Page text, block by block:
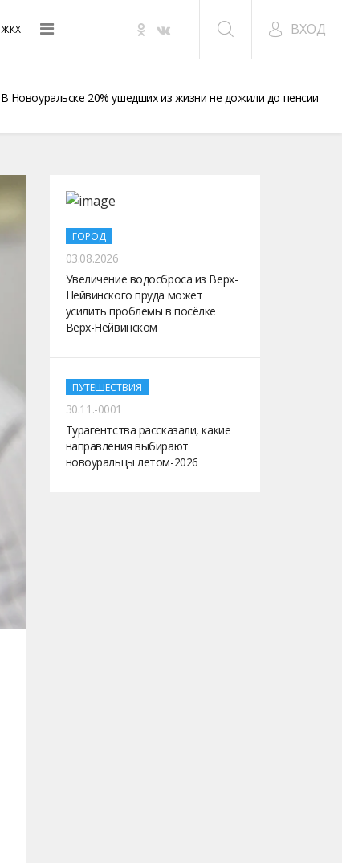
ЖКХ ВХОД
В Новоуральске 20% ушедших из жизни не дожили до пенсии
ГОРОД
03.08.2026
Увеличение водосброса из Верх-
Нейвинского пруда может
усилить проблемы в посёлке
Верх-Нейвинском
ПУТЕШЕСТВИЯ
30.11.-0001
Турагентства рассказали, какие
направления выбирают
новоуральцы летом-2026